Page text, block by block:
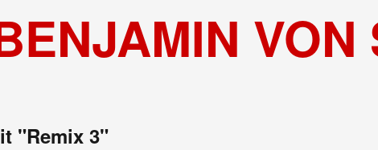
VON
"Remix 3"